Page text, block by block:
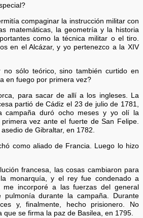
compaginar la instrucción militar con
matemáticas, la geometría y la historia
como la técnica militar o el tiro.
en el Alcázar, y yo pertenezco a la XIV
sólo teórico, sino también curtido en
en fuego por primera vez?
para sacar de allí a los ingleses. La
partió de Cádiz el 23 de julio de 1781,
campaña duró ocho meses y yo olí la
vez ante el fuerte de San Felipe.
de Gibraltar, en 1782.
como aliado de Francia. Luego lo hizo
francesa, las cosas cambiaron para
monarquía, y el rey fue condenado a
me incorporé a las fuerzas del general
pulmonía durante la campaña. Durante
y, finalmente, hecho prisionero. No
que se firma la paz de Basilea, en 1795.